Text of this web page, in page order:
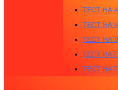
ТЕСТ НА
ТЕСТ НА
ТЕСТ НА
ТЕСТ НА
ТЕСТ НА